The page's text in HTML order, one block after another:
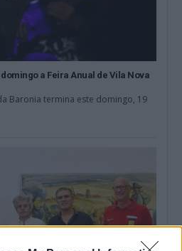
a Feira Anual de Vila Nova
Baronia termina este domingo, 19